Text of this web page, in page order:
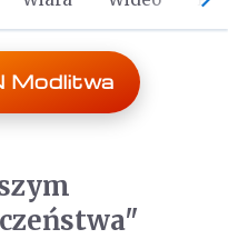
Modlitwa